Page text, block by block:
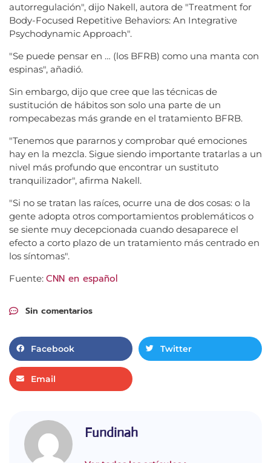
autorregulación", dijo Nakell, autora de "Treatment for
Body-Focused Repetitive Behaviors: An Integrative
Psychodynamic Approach".
"Se puede pensar en … (los BFRB) como una manta con
espinas", añadió.
Sin embargo, dijo que cree que las técnicas de
sustitución de hábitos son solo una parte de un
rompecabezas más grande en el tratamiento BFRB.
"Tenemos que pararnos y comprobar qué emociones
hay en la mezcla. Sigue siendo importante tratarlas a un
nivel más profundo que encontrar un sustituto
tranquilizador", afirma Nakell.
"Si no se tratan las raíces, ocurre una de dos cosas: o la
gente adopta otros comportamientos problemáticos o
se siente muy decepcionada cuando desaparece el
efecto a corto plazo de un tratamiento más centrado en
los síntomas".
Fuente: CNN en español
Sin comentarios
Facebook Twitter
Email
Fundinah